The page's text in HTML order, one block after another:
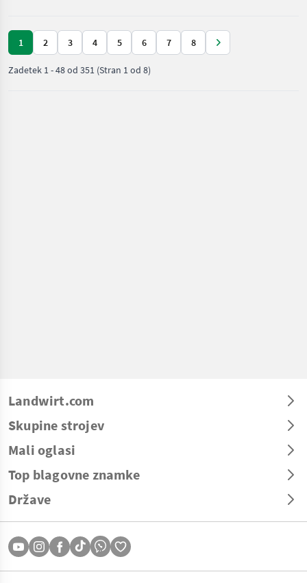
1 2 3 4 5 6 7 8
Zadetek 1-48od 351 (Stran 1 od 8)
Landwirt.com
Skupine strojev
Mali oglasi
Top blagovne znamke
Države